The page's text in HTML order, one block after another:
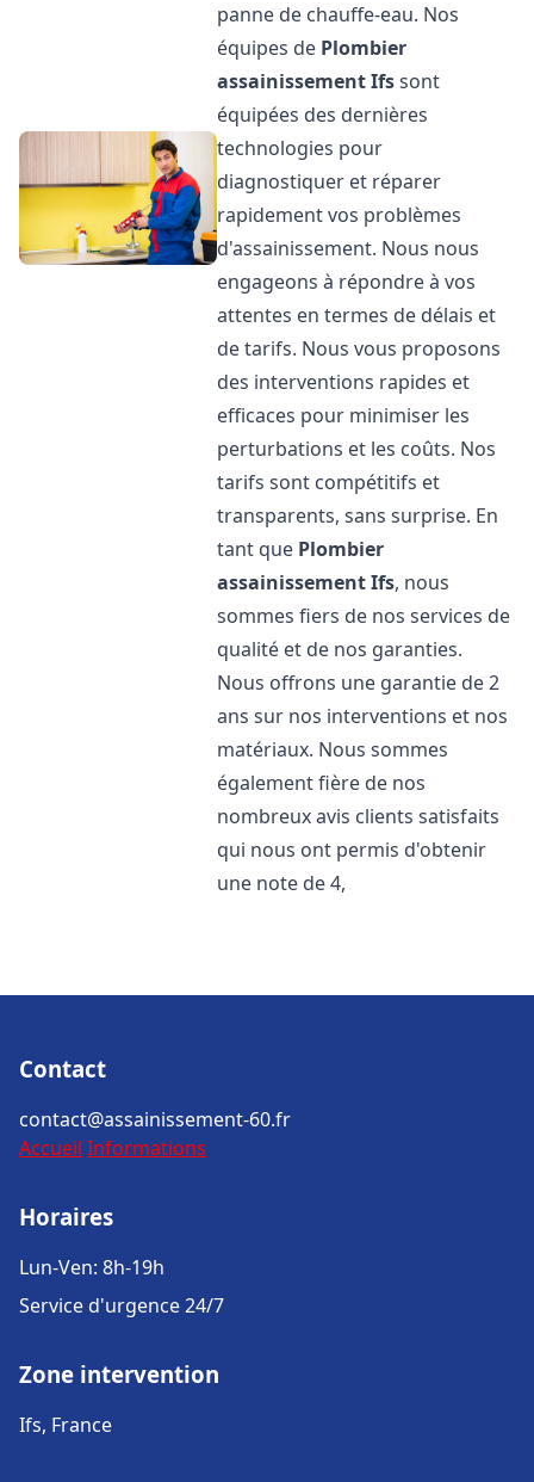
panne de chauffe-eau. Nos
équipes de Plombier
assainissementIfssont
équipées des dernières
technologies pour
diagnostiquer et réparer
rapidement vos problèmes
d'assainissement. Nous nous
engageons à répondre à vos
attentes en termes de délais et
de tarifs. Nous vous proposons
des interventions rapides et
efficaces pour minimiser les
perturbations et les coûts. Nos
tarifs sont compétitifs et
transparents, sans surprise. En
tant que Plombier
assainissementIfs, nous
sommes fiers de nos services de
qualité et de nos garanties.
Nous offrons une garantie de 2
ans sur nos interventions et nos
matériaux. Nous sommes
également fière de nos
nombreux avis clients satisfaits
qui nous ont permis d'obtenir
une note de 4,
Contact
contact@assainissement-60.fr
Accueil Informations
Horaires
Lun-Ven: 8h-19h
Service d'urgence 24/7
Zone intervention
Ifs, France